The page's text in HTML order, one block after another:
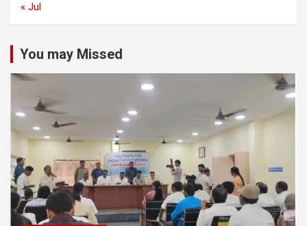
« Jul
You may Missed